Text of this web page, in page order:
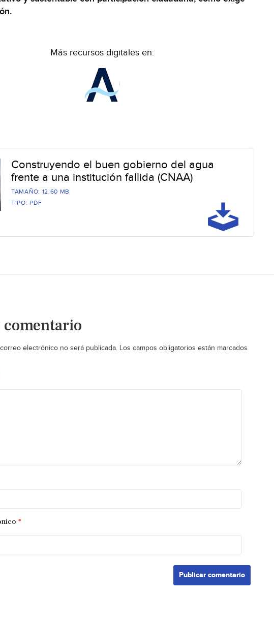
Más recursos digitales en:
Construyendo el buen gobierno del agua
frente a una institución fallida (CNAA)
TAMAÑO: 12.60 MB
TIPO: PDF
comentario
electrónico no será publicada. Los campos obligatorios están marcados
*